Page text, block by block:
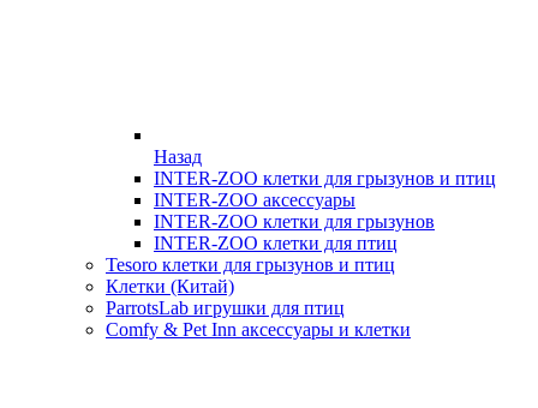
Назад
INTER-ZOO клетки для грызунов и птиц
INTER-ZOO аксессуары
INTER-ZOO клетки для грызунов
INTER-ZOO клетки для птиц
Tesoro клетки для грызунов и птиц
Клетки (Китай)
ParrotsLab игрушки для птиц
Comfy & Pet Inn аксессуары и клетки